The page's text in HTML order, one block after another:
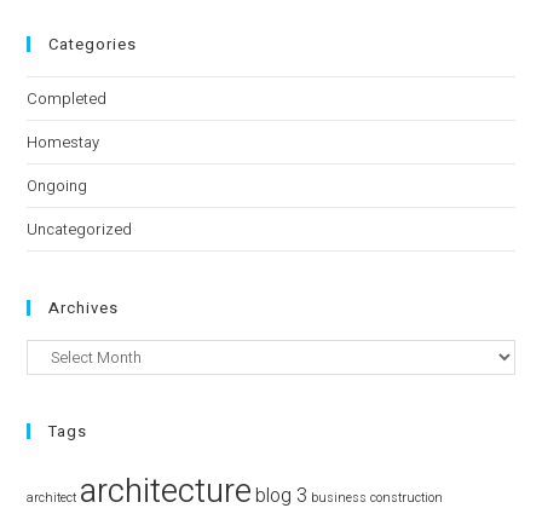
Categories
Completed
Homestay
Ongoing
Uncategorized
Archives
Tags
architect architecture blog 3 business construction